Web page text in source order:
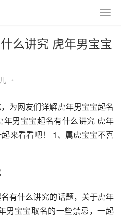
么讲究 虎年男宝宝
•
为网友们详解虎年男宝宝起名
男宝宝起名有什么讲究 虎年
来看看吧！ 1、属虎宝宝不喜
有什么讲究的话题，关于虎年
男宝宝取名的一些禁忌，一起